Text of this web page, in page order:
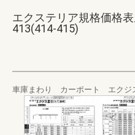
エクステリア規格価格
413(414-415)
車庫まわり カーポート エクジ